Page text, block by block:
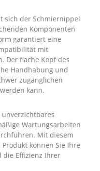
sich der Schmiernippel
Komponenten
garantiert eine
mit
Der flache Kopf des
Handhabung und
zugänglichen
kann.
Wartungsarbeiten
Mit diesem
können Sie Ihre
Effizienz Ihrer